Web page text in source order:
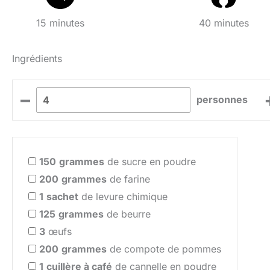
15 minutes 40 minutes
Ingrédients
– personnes
150 grammes de sucre en poudre
200 grammes de farine
1 sachet de levure chimique
125 grammes de beurre
3 œufs
200 grammes de compote de pommes
1 cuillère à café de cannelle en poudre